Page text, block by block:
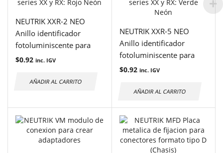
NEUTRIK XXR-2 NEO
Anillo identificador
fotoluminiscente para
conectores XLR aéreos
$0.92 inc. IGV
AÑADIR AL CARRITO
NEUTRIK XXR-5 NEO
Anillo identificador
fotoluminiscente para
conectores XLR aéreos
Neón
$0.92 inc. IGV
AÑADIR AL CARRITO